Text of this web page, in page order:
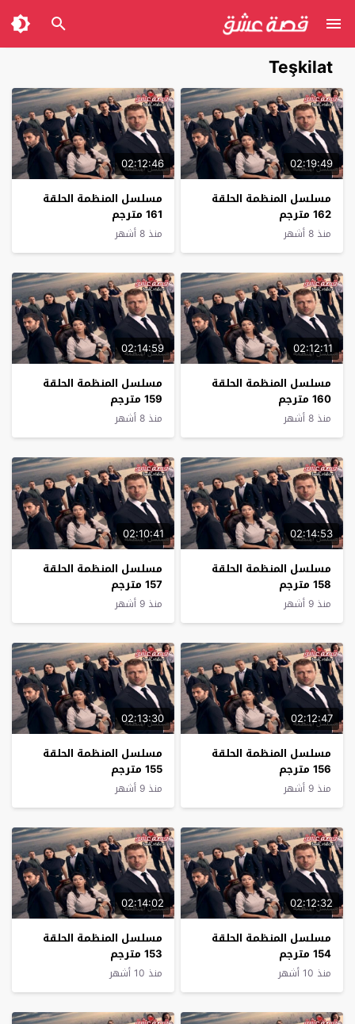
Teşkilat
02:19:49
مسلسل المنظمة الحلقة
162 مترجم
منذ 8 أشهر
02:12:46
مسلسل المنظمة الحلقة
161 مترجم
منذ 8 أشهر
02:12:11
مسلسل المنظمة الحلقة
160 مترجم
منذ 8 أشهر
02:14:59
مسلسل المنظمة الحلقة
159 مترجم
منذ 8 أشهر
02:14:53
مسلسل المنظمة الحلقة
158 مترجم
منذ 9 أشهر
02:10:41
مسلسل المنظمة الحلقة
157 مترجم
منذ 9 أشهر
02:12:47
مسلسل المنظمة الحلقة
156 مترجم
منذ 9 أشهر
02:13:30
مسلسل المنظمة الحلقة
155 مترجم
منذ 9 أشهر
02:12:32
مسلسل المنظمة الحلقة
154 مترجم
منذ 10 أشهر
02:14:02
مسلسل المنظمة الحلقة
153 مترجم
منذ 10 أشهر